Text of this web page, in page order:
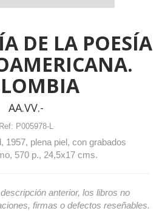
DE LA POESÍA
AA.VV.-
Ref: P005978-L
1957, plena piel, con grabados
570 p., 24,5x17 cms.
anterior, los libros no
firmas o defectos reseñables.